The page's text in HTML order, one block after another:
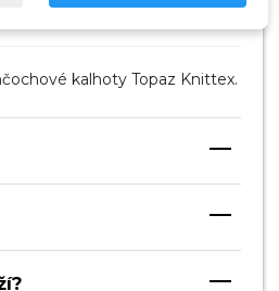
kalhoty Topaz Knittex.